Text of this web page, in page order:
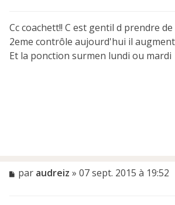
a
g
e
Cc coachett!! C est gentil d prendre
2eme contrôle aujourd'hui il
Et la ponction surmen lundi ou mardi
M
par audreiz » 07 sept. 2015 à 19:52